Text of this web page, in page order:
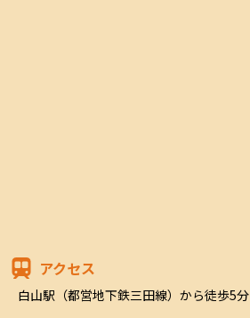
アクセス
白山駅（都営地下鉄三田線）から徒歩5分